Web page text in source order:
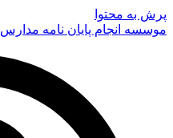
پرش به محتوا
موسسه انجام پایان نامه مدارس